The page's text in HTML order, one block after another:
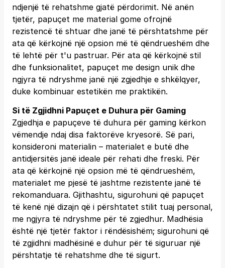
ndjenjë të rehatshme gjatë përdorimit. Në anën
tjetër, papuçet me material gome ofrojnë
rezistencë të shtuar dhe janë të përshtatshme për
ata që kërkojnë një opsion më të qëndrueshëm dhe
të lehtë për t'u pastruar. Për ata që kërkojnë stil
dhe funksionalitet, papuçet me design unik dhe
ngjyra të ndryshme janë një zgjedhje e shkëlqyer,
duke kombinuar estetikën me praktikën.
Si të Zgjidhni Papuçet e Duhura për Gaming
Zgjedhja e papuçeve të duhura për gaming kërkon
vëmendje ndaj disa faktorëve kryesorë. Së pari,
konsideroni materialin – materialet e butë dhe
antidjersitës janë ideale për rehati dhe freski. Për
ata që kërkojnë një opsion më të qëndrueshëm,
materialet me pjesë të jashtme rezistente janë të
rekomanduara. Gjithashtu, sigurohuni që papuçet
të kenë një dizajn që i përshtatet stilit tuaj personal,
me ngjyra të ndryshme për të zgjedhur. Madhësia
është një tjetër faktor i rëndësishëm; sigurohuni që
të zgjidhni madhësinë e duhur për të siguruar një
përshtatje të rehatshme dhe të sigurt.